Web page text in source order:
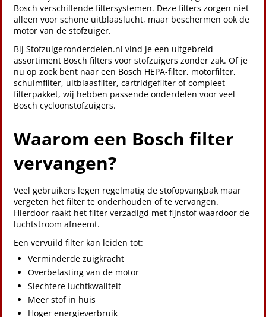
Bosch verschillende filtersystemen. Deze filters zorgen niet
alleen voor schone uitblaaslucht, maar beschermen ook de
motor van de stofzuiger.
Bij Stofzuigeronderdelen.nl vind je een uitgebreid
assortiment Bosch filters voor stofzuigers zonder zak. Of je
nu op zoek bent naar een Bosch HEPA-filter, motorfilter,
schuimfilter, uitblaasfilter, cartridgefilter of compleet
filterpakket, wij hebben passende onderdelen voor veel
Bosch cycloonstofzuigers.
Waarom een Bosch filter
vervangen?
Veel gebruikers legen regelmatig de stofopvangbak maar
vergeten het filter te onderhouden of te vervangen.
Hierdoor raakt het filter verzadigd met fijnstof waardoor de
luchtstroom afneemt.
Een vervuild filter kan leiden tot:
Verminderde zuigkracht
Overbelasting van de motor
Slechtere luchtkwaliteit
Meer stof in huis
Hoger energieverbruik